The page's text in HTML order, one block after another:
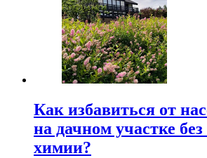
Как избавиться от
на дачном участке
химии?